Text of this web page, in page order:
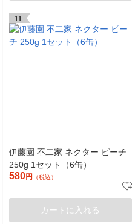
11
伊藤園 不二家 ネクター ピーチ
250g 1セット（6缶）
580円 （税込）
カートに入れる